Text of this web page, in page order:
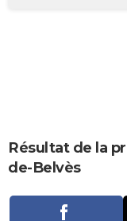
Carte de Noël
Carte Bonne année
Carte Saint-Valentin
Carte Pâques
Carte d'anniversaire
DICTIONNAIRE
PROGRAMME TV
Résultat de la
de-Belvès